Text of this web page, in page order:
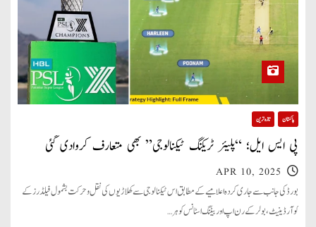
پاکستان تازہ ترین
پی ایس ایل؛ “پلیئر ٹریکنگ ٹیکنالوجی” بھی متعارف کروادی گئی
APR 10, 2025
بورڈ کی جانب سے جاری کردہ اعلامیے کے مطابق اس ٹیکنالوجی سے کھلاڑیوں کی نقل و حرکت بشمول فیلڈرز کے
کوآرڈینیٹ، بولر کے رن اپ اور بیٹنگ اسٹانس کو ہر…